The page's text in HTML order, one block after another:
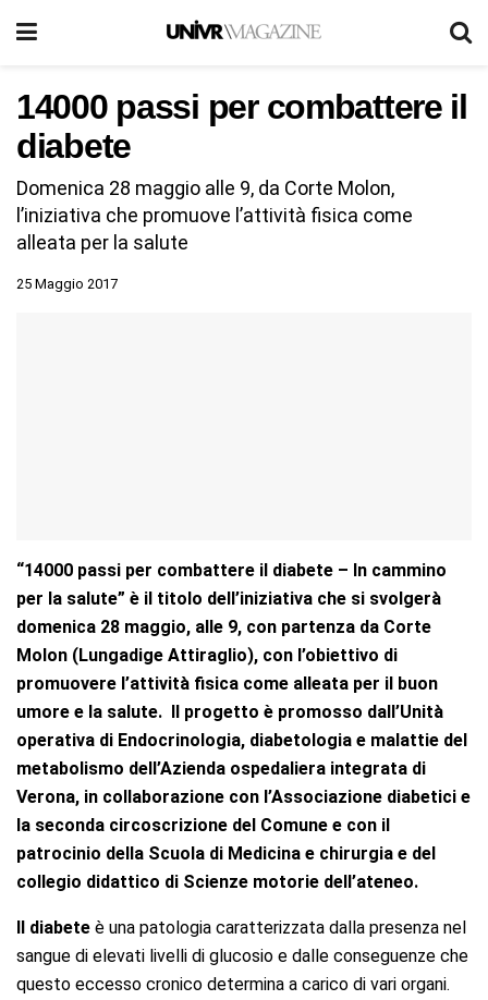
14000 passi per combattere il
diabete
Domenica 28 maggio alle 9, da Corte Molon,
l’iniziativa che promuove l’attività fisica come
alleata per la salute
25 Maggio 2017
“14000 passi per combattere il diabete – In cammino
per la salute” è il titolo dell’iniziativa che si svolgerà
domenica 28 maggio, alle 9, con partenza da Corte
Molon (Lungadige Attiraglio), con l’obiettivo di
promuovere l’attività fisica come alleata per il buon
umore e la salute. Il progetto è promosso dall’Unità
operativa di Endocrinologia, diabetologia e malattie del
metabolismo dell’Azienda ospedaliera integrata di
Verona, in collaborazione con l’Associazione diabetici e
la seconda circoscrizione del Comune e con il
patrocinio della Scuola di Medicina e chirurgia e del
collegio didattico di Scienze motorie dell’ateneo.
Il diabete è una patologia caratterizzata dalla presenza nel
sangue di elevati livelli di glucosio e dalle conseguenze che
questo eccesso cronico determina a carico di vari organi.